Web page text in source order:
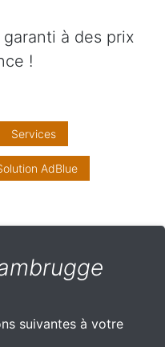
à des prix
!
Services
AdBlue
suivantes à votre